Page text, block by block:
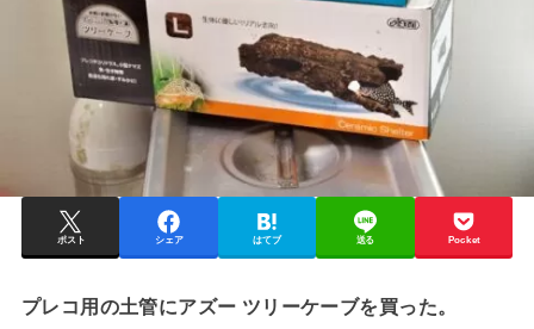
ポスト シェア はてブ 送る Pocket
プレコ用の土管にアズー ツリーケーブを買った。